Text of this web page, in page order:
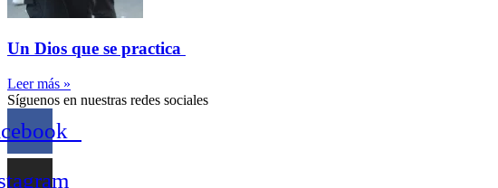
Un Dios que se practica
Leer más »
Síguenos en nuestras redes sociales